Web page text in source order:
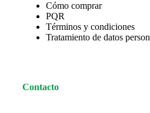
Cómo comprar
PQR
Términos y condiciones
Tratamiento de datos
Contacto